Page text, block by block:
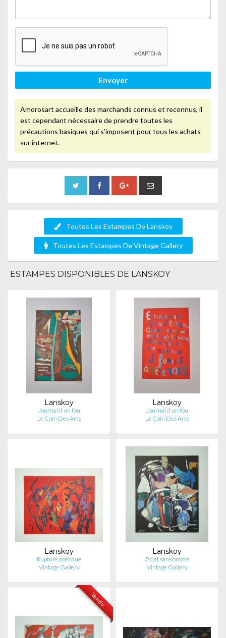
Envoyer
Amorosart accueille des marchands connus et reconnus, il
est cependant nécessaire de prendre toutes les
précautions basiques qui s’imposent pour tous les achats
sur internet.
Toutes Les Estampes De Lanskoy
Toutes Les Estampes De Vintage Gallery
ESTAMPES DISPONIBLES DE LANSKOY
Lanskoy
Journal d'un fou
Le Coin Des Arts
Lanskoy
Journal d'un fou
Le Coin Des Arts
Lanskoy
Rupture poétique
Vintage Gallery
Lanskoy
Objet sans ombre
Vintage Gallery
Vendu